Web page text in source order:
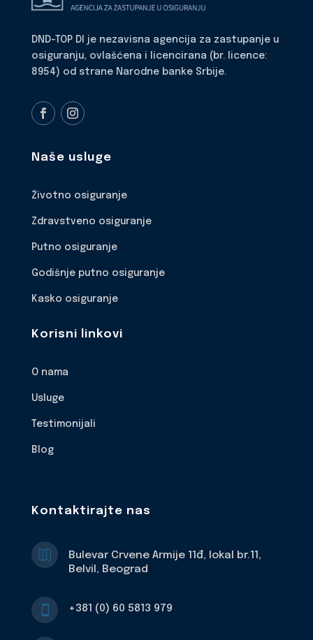
DND-TOP DI je nezavisna agencija za zastupanje u
osiguranju, ovlašćena i licencirana (br. licence:
8954) od strane Narodne banke Srbije.
Naše usluge
Životno osiguranje
Zdravstveno osiguranje
Putno osiguranje
Godišnje putno osiguranje
Kasko osiguranje
Korisni linkovi
O nama
Usluge
Testimonijali
Blog
Kontaktirajte nas

Bulevar Crvene Armije 11đ, lokal br.11,
Belvil, Beograd
 +381 (0) 60 5813 979